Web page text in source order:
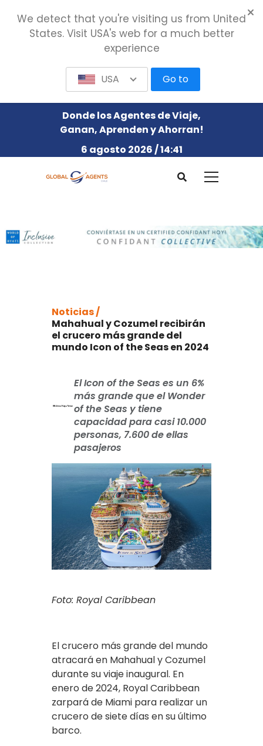
Donde los Agentes de Viaje,
Ganan, Aprenden y Ahorran!
6 agosto 2026 / 14:41
Noticias /
Mahahual y Cozumel recibirán
el crucero más grande del
mundo Icon of the Seas en 2024
El Icon of the Seas es un 6%
más grande que el Wonder
of the Seas y tiene
capacidad para casi 10.000
personas, 7.600 de ellas
pasajeros
Foto: Royal Caribbean
El crucero más grande del mundo
atracará en Mahahual y Cozumel
durante su viaje inaugural. En
enero de 2024, Royal Caribbean
zarpará de Miami para realizar un
crucero de siete días en su último
barco.
We detect that you're visiting us from United
States. Visit USA's web for a much better
experience
USA Go to